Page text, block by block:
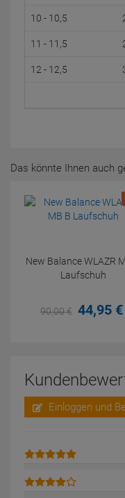
10 - 10,5
11 - 11,5
12 - 12,5
Das könnte Ihnen auch
New Balance WLAZR
Laufschuh
90,00€ 44,95 €
Einloggen und